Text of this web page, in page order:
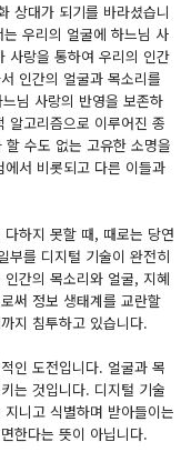
상대가 되기를 바라셨습니
우리의 얼굴에 하느님 사
사랑을 통하여 우리의 인간
인간의 얼굴과 목소리를
님 사랑의 반영을 보존하
알고리즘으로 이루어진 종
수도 없는 고유한 소명을
서 비롯되고 다른 이들과
하지 못할 때, 때로는 당연
부를 디지털 기술이 완전히
간의 목소리와 얼굴, 지혜
써 정보 생태계를 교란할
지 침투하고 있습니다.
인 도전입니다. 얼굴과 목
는 것입니다. 디지털 기술
니고 식별하며 받아들이는
한다는 뜻이 아닙니다.